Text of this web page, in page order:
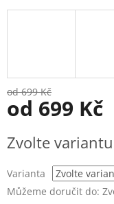
od 699 Kč
od 699 Kč
cena:
Zvolte variantu
Varianta
Můžeme doručit do: